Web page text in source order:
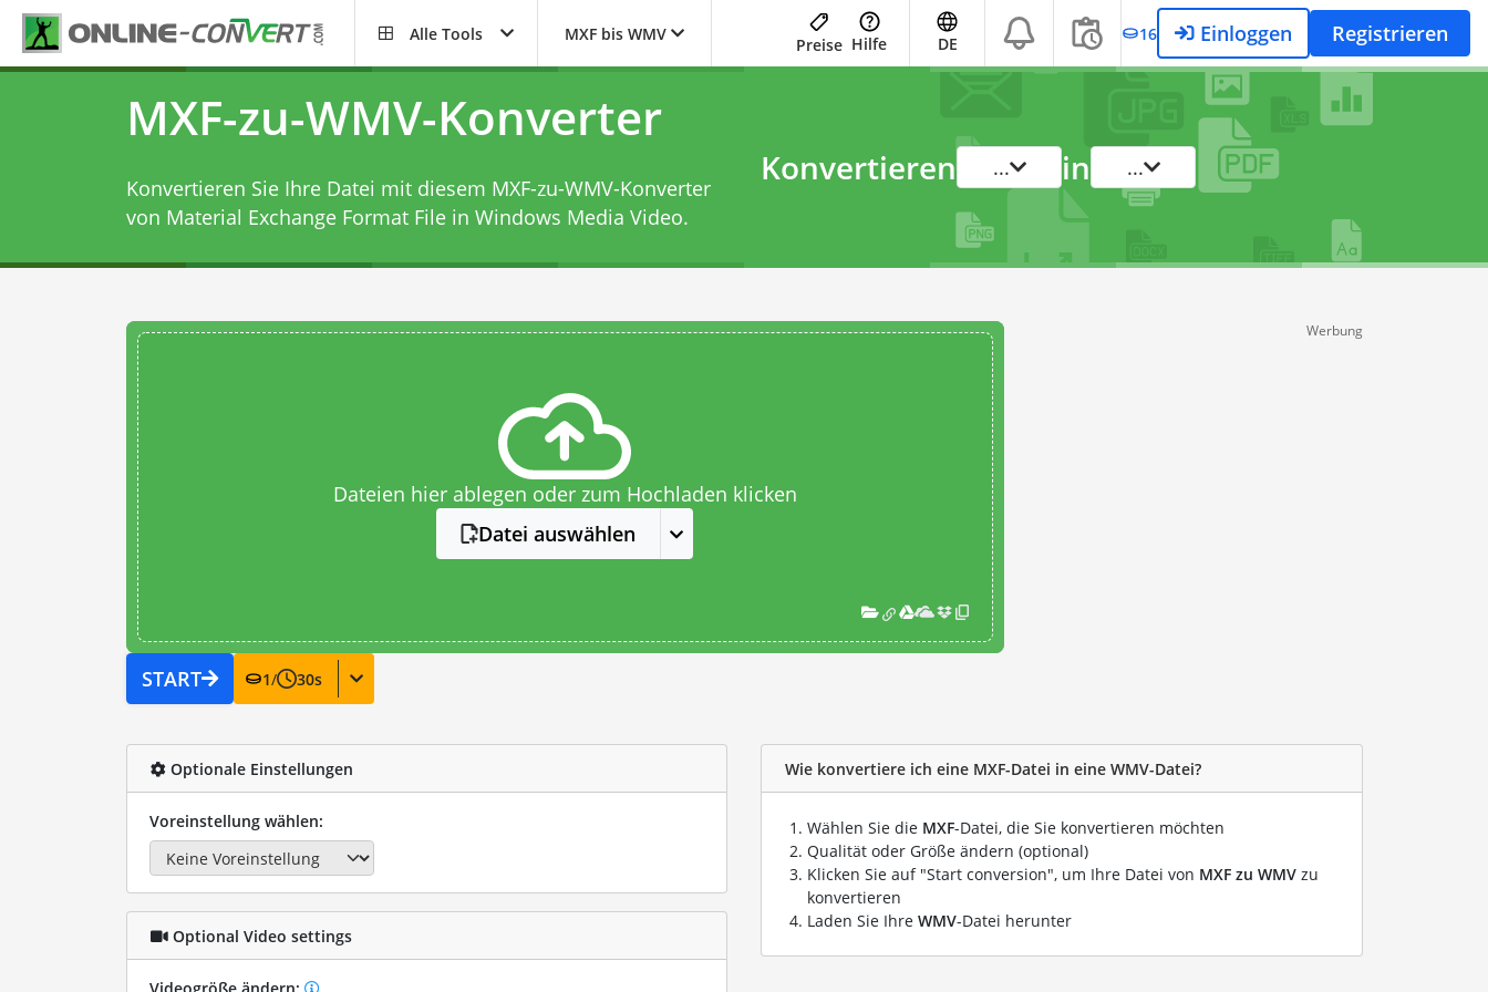
Alle Tools MXF bis WMV
Preise Hilfe DE 16 Einloggen Registrieren
MXF-zu-WMV-Konverter
Konvertieren Sie Ihre Datei mit diesem MXF-zu-WMV-Konverter
von Material Exchange Format File in Windows Media Video.
Konvertieren ... in ...
Dateien hier ablegen oder zum Hochladen klicken
Datei auswählen
START 1/ 30s
Werbung
Optionale Einstellungen
Voreinstellung wählen:
Optional Video settings
Wie konvertiere ich eine MXF-Datei in eine WMV-Datei?
Wählen Sie die MXF-Datei, die Sie konvertieren möchten
Qualität oder Größe ändern (optional)
Klicken Sie auf "Start conversion", um Ihre Datei von MXF zu WMV zu
konvertieren
Laden Sie Ihre WMV-Datei herunter